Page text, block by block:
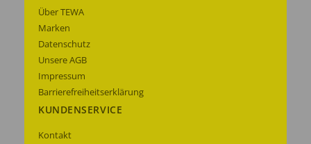
Über TEWA
Marken
Datenschutz
Unsere AGB
Impressum
Barrierefreiheitserklärung
KUNDENSERVICE
Kontakt